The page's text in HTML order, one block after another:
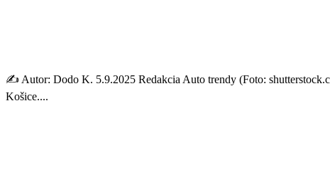
✍️ Autor: Dodo K. 5.9.2025 Redakcia Auto trendy (Foto:
Košice....